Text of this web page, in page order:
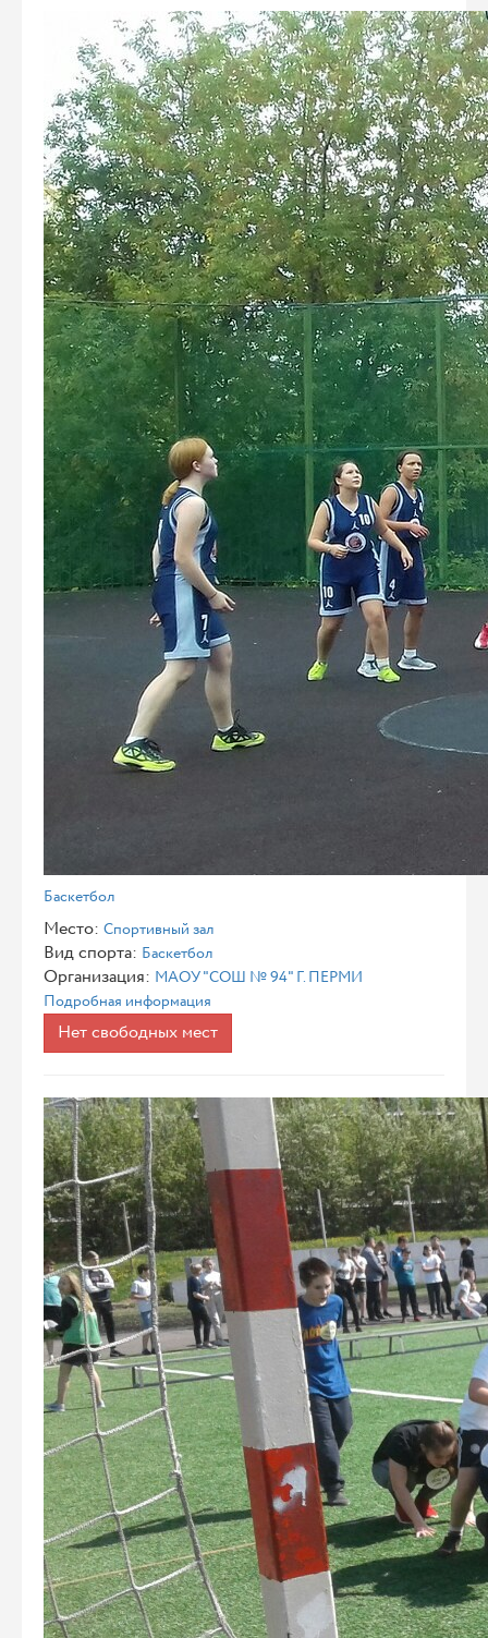
Баскетбол
Место: Спортивный зал
Вид спорта: Баскетбол
Организация: МАОУ "СОШ № 94" Г. ПЕРМИ
Подробная информация
Нет свободных мест